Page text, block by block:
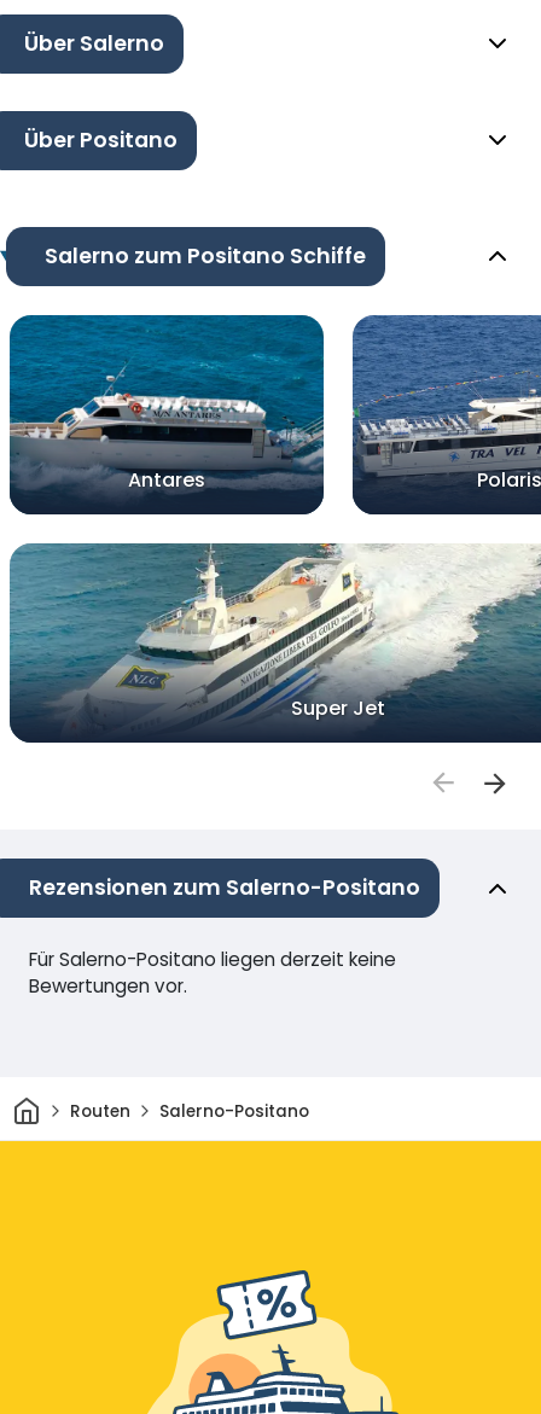
Über Salerno
Über Positano
Salerno zum Positano Schiffe
Antares Polaris
Super Jet
Rezensionen zum Salerno-Positano
Für Salerno-Positano liegen derzeit keine
Bewertungen vor.
HeimRouten Salerno-Positano